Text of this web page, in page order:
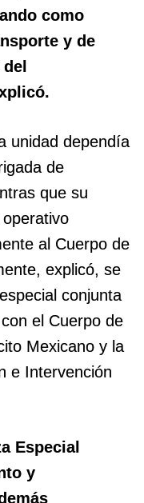
como
y de
unidad dependía
de
que su
al Cuerpo de
explicó, se
conjunta
el Cuerpo de
Mexicano y la
e Intervención
Especial
y